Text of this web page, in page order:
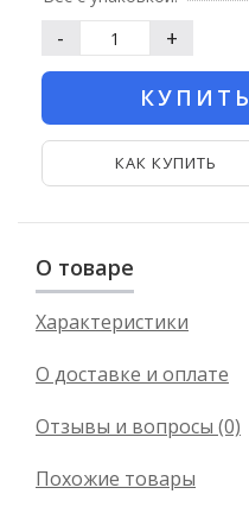
- +
КУПИТЬ
КАК КУПИТЬ
О товаре
Характеристики
О доставке и оплате
Отзывы и вопросы (0)
Похожие товары